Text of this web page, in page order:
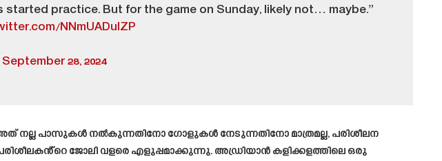
started practice. But for the game on Sunday, likely not… maybe.”
NNmUADuIZP
September 28, 2024
നല്ല പാസുകൾ നൽകുന്നതിനോ ഗോളുകൾ നേടുന്നതിനോ മാത്രമല്ല, പരിശീലന
ജോലി വളരെ എളുപ്പമാക്കുന്നു. അഡ്രിയാൻ കളിക്കളത്തിലെ ഒരു